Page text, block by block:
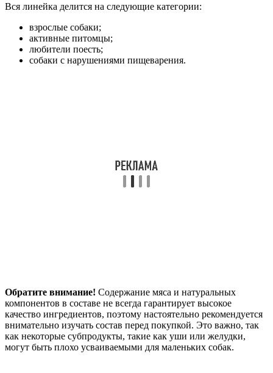
Вся линейка делится на следующие категории:
взрослые собаки;
активные питомцы;
любители поесть;
собаки с нарушениями пищеварения.
Обратите внимание! Содержание мяса и натуральных
компонентов в составе не всегда гарантирует высокое
качество ингредиентов, поэтому настоятельно рекомендуется
внимательно изучать состав перед покупкой. Это важно, так
как некоторые субпродукты, такие как уши или желудки,
могут быть плохо усваиваемыми для маленьких собак.